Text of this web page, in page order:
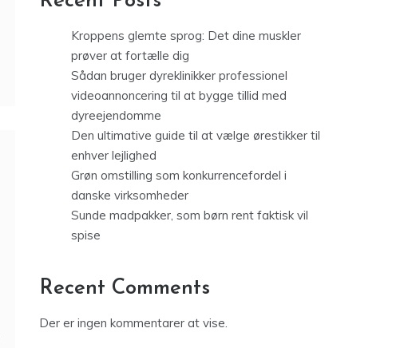
Kroppens glemte sprog: Det dine muskler
prøver at fortælle dig
Sådan bruger dyreklinikker professionel
videoannoncering til at bygge tillid med
dyreejendomme
Den ultimative guide til at vælge ørestikker til
enhver lejlighed
Grøn omstilling som konkurrencefordel i
danske virksomheder
Sunde madpakker, som børn rent faktisk vil
spise
Recent Comments
Der er ingen kommentarer at vise.